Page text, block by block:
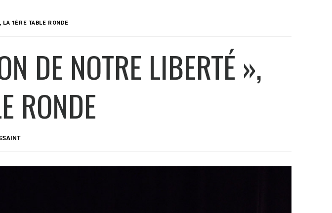
1ÈRE TABLE RONDE
DE NOTRE LIBERTÉ »,
RONDE